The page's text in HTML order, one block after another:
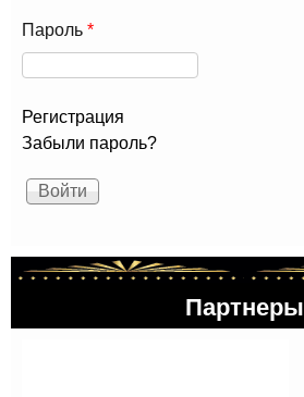
Пароль *
Регистрация
Забыли пароль?
Партнеры